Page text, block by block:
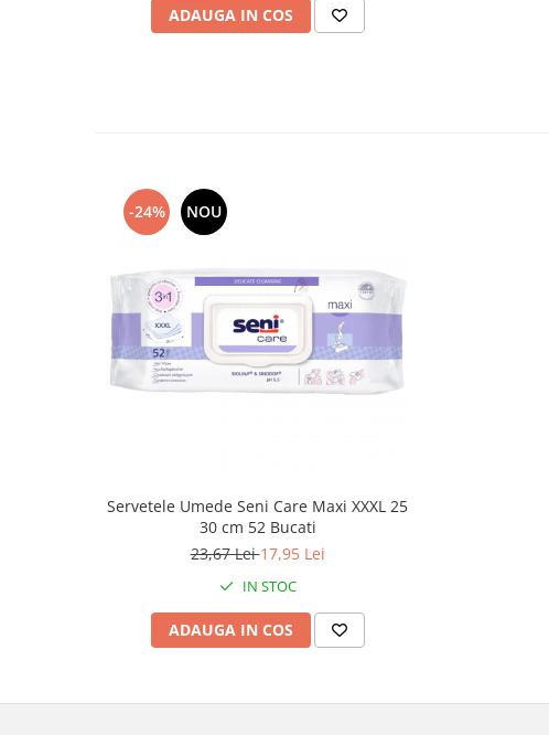
ADAUGA IN COS
-24% NOU
Servetele Umede Seni Care Maxi XXXL 25
30 cm 52 Bucati
23,67 Lei17,95 Lei
IN STOC
ADAUGA IN COS